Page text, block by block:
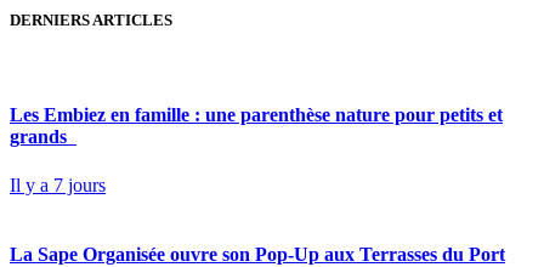
DERNIERS ARTICLES
Les Embiez en famille : une parenthèse nature pour petits et
grands
Il y a 7 jours
La Sape Organisée ouvre son Pop-Up aux Terrasses du Port